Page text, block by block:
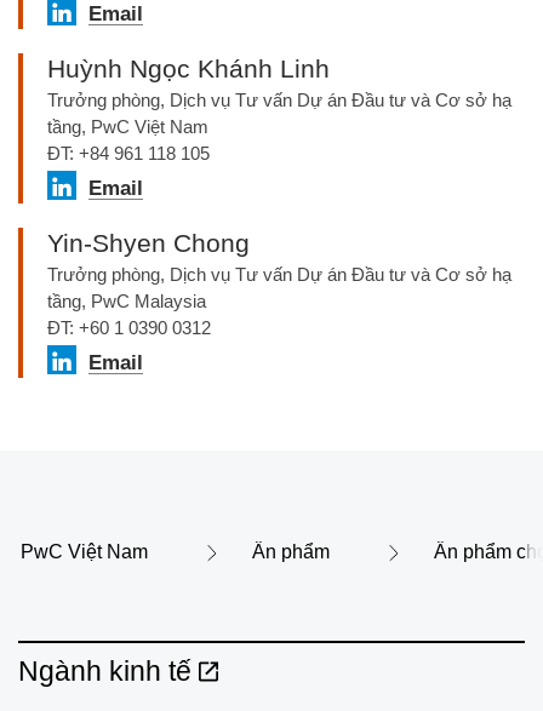
Email
Huỳnh Ngọc Khánh Linh
Trưởng phòng, Dịch vụ Tư vấn Dự án Đầu tư và Cơ sở hạ
tầng, PwC Việt Nam
ĐT: +84 961 118 105
Email
Yin-Shyen Chong
Trưởng phòng, Dịch vụ Tư vấn Dự án Đầu tư và Cơ sở hạ
tầng, PwC Malaysia
ĐT: +60 1 0390 0312
Email
PwC Việt Nam Ấn phẩm Ấn phẩm
Ngành kinh tế